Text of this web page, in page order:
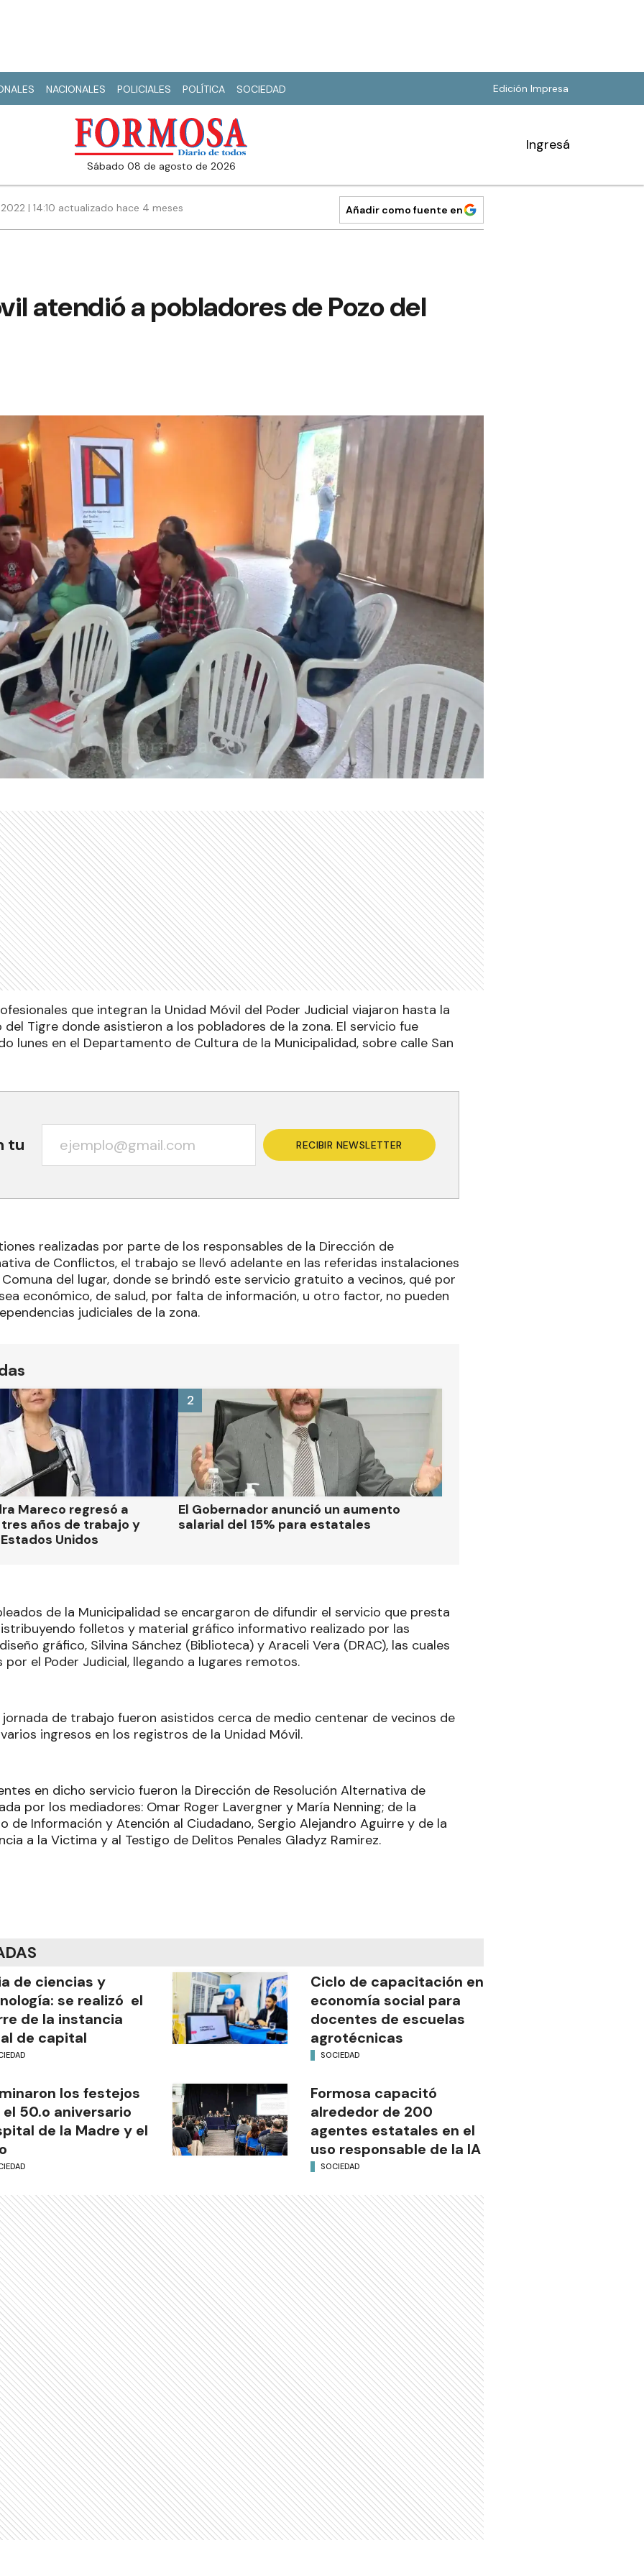
NACIONALES POLICIALES POLÍTICA SOCIEDAD Edición Impresa
sábado 08 de agosto de 2026
Ingresá
| 14:10 actualizado hace 4 meses Añadir como fuente en
atendió a pobladores de Pozo del
que integran la Unidad Móvil del Poder Judicial viajaron hasta la
del Tigre donde asistieron a los pobladores de la zona. El servicio fue
lunes en el Departamento de Cultura de la Municipalidad, sobre calle San
tu RECIBIR NEWSLETTER
realizadas por parte de los responsables de la Dirección de
de Conflictos, el trabajo se llevó adelante en las referidas instalaciones
del lugar, donde se brindó este servicio gratuito a vecinos, qué por
económico, de salud, por falta de información, u otro factor, no pueden
judiciales de la zona.
Mareco regresó a
años de trabajo y
Unidos
El Gobernador anunció un aumento
salarial del 15% para estatales
2
de la Municipalidad se encargaron de difundir el servicio que presta
folletos y material gráfico informativo realizado por las
gráfico, Silvina Sánchez (Biblioteca) y Araceli Vera (DRAC), las cuales
el Poder Judicial, llegando a lugares remotos.
de trabajo fueron asistidos cerca de medio centenar de vecinos de
ingresos en los registros de la Unidad Móvil.
en dicho servicio fueron la Dirección de Resolución Alternativa de
por los mediadores: Omar Roger Lavergner y María Nenning; de la
de Información y Atención al Ciudadano, Sergio Alejandro Aguirre y de la
a la Victima y al Testigo de Delitos Penales Gladyz Ramirez.
de ciencias y
se realizó el
de la instancia
de capital
Ciclo de capacitación en
economía social para
docentes de escuelas
agrotécnicas
SOCIEDAD
los festejos
50.o aniversario
de la Madre y el
Formosa capacitó
alrededor de 200
agentes estatales en el
uso responsable de la IA
SOCIEDAD